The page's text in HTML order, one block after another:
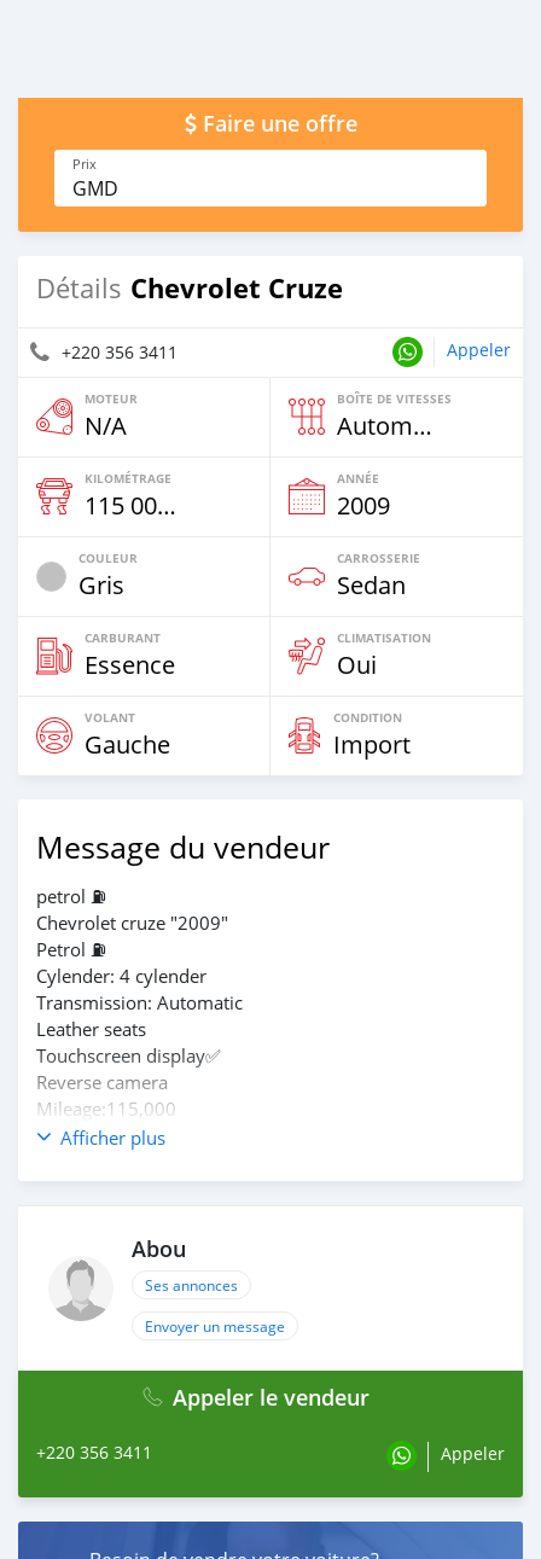
Faire une offre
Prix
GMD
Détails Chevrolet Cruze
+220 356 3411 Appeler
MOTEUR
N/A
BOÎTE DE VITESSES
Automatique
KILOMÉTRAGE
115 000 Km
ANNÉE
2009
COULEUR
Gris
CARROSSERIE
Sedan
CARBURANT
Essence
CLIMATISATION
Oui
VOLANT
Gauche
CONDITION
Import
Message du vendeur
petrol ⛽
Chevrolet cruze "2009"
Petrol ⛽
Cylender: 4 cylender
Transmission: Automatic
Leather seats
Touchscreen display✅️
Reverse camera
Mileage:115,000
In perfect condition
Afficher plus
Abou
Ses annonces
Envoyer un message
Appeler le vendeur
+220 356 3411 Appeler